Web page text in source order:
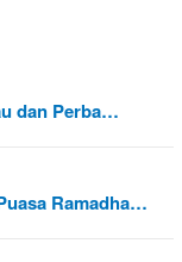
dan Perba…
Ramadha…